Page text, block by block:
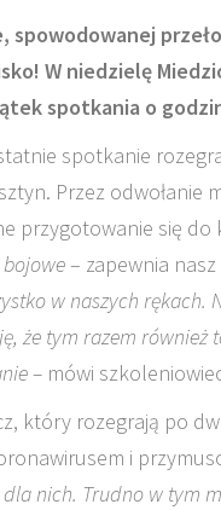
W niedzielę
spotkania o
spotkanie
Przez odwołanie
przygotowanie się do
– zapewnia
w naszych
że tym razem
– mówi
który rozegrają po
i
nich. Trudno w tym